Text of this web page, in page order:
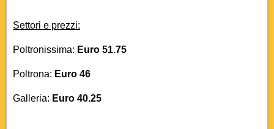
Settori e prezzi:
Poltronissima: Euro 51.75
Poltrona: Euro 46
Galleria: Euro 40.25